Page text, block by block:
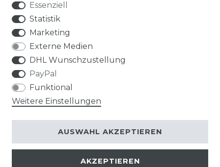
AGB
VERTRAG WIDERRUFEN
Essenziell
Statistik
Marketing
Externe Medien
DHL Wunschzustellung
PayPal
Funktional
Weitere Einstellungen
AKZEPTIEREN
AUSWAHL AKZEPTIEREN